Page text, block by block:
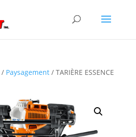
/ Paysagement/ TARIÈRE ESSENCE